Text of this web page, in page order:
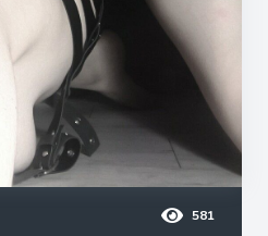
581